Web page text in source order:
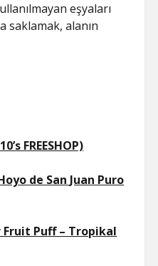
eşyaları
saklamak, alanın
FREESHOP)
de San Juan Puro
Fruit Puff – Tropikal